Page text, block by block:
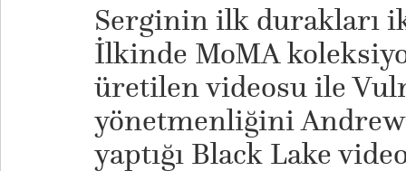
Serginin ilk durakları
İlkinde MoMA
üretilen videosu ile
yönetmenliğini Andrew
yaptığı Black Lake